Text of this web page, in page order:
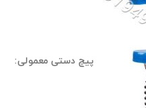
پیچ دستی معمولی: